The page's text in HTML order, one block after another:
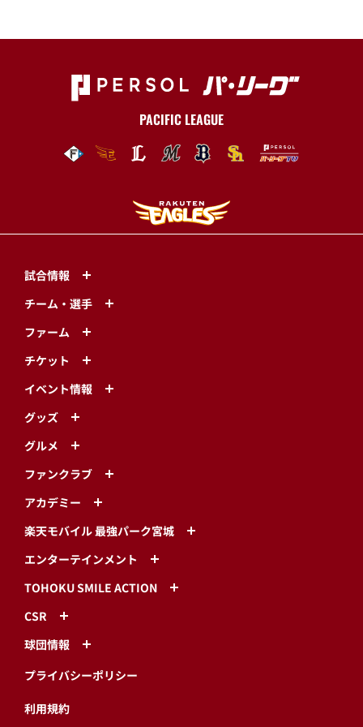
PACIFIC LEAGUE
試合情報
チーム・選手
ファーム
チケット
イベント情報
グッズ
グルメ
ファンクラブ
アカデミー
楽天モバイル 最強パーク宮城
エンターテインメント
TOHOKU SMILE ACTION
CSR
球団情報
プライバシーポリシー
利用規約